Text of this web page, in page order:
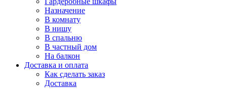
Назначение
В комнату
В нишу
В спальню
В частный дом
На балкон
Доставка и оплата
Как сделать заказ
Доставка